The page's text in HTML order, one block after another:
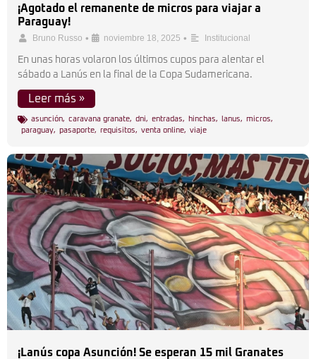
¡Agotado el remanente de micros para viajar a
Paraguay!
Bruno Russo • noviembre 18, 2025 • Institucional
En unas horas volaron los últimos cupos para alentar el
sábado a Lanús en la final de la Copa Sudamericana.
Leer más »
asunción, caravana granate, dni, entradas, hinchas, lanus, micros,
paraguay, pasaporte, requisitos, venta online, viaje
¡Lanús copa Asunción! Se esperan 15 mil Granates